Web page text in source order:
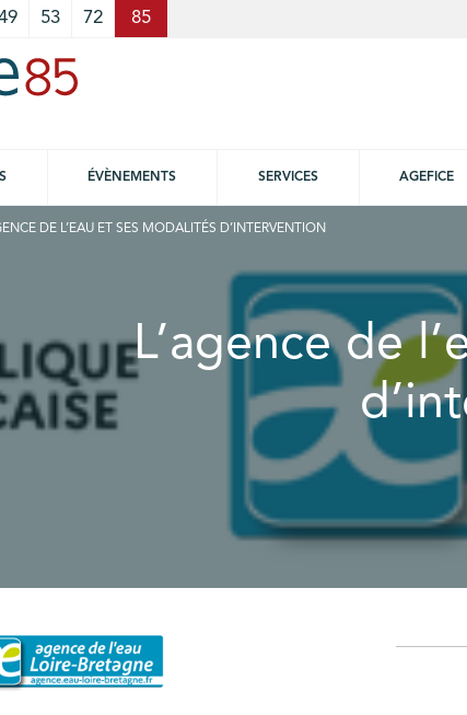
53 72 85
ÉVÈNEMENTS SERVICES AGEFICE
DE L’EAU ET SES MODALITÉS D’INTERVENTION
L’agence de